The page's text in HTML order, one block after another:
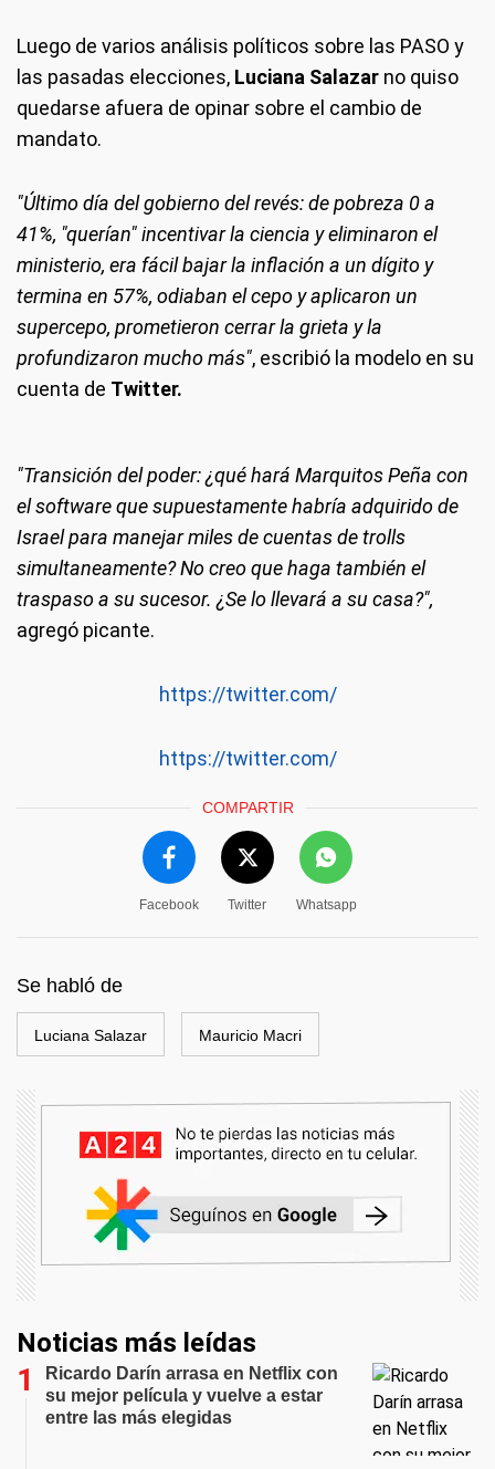
Luego de varios análisis políticos sobre las PASO y
las pasadas elecciones, Luciana Salazar no quiso
quedarse afuera de opinar sobre el cambio de
mandato.
"Último día del gobierno del revés: de pobreza 0 a
41%, "querían" incentivar la ciencia y eliminaron el
ministerio, era fácil bajar la inflación a un dígito y
termina en 57%, odiaban el cepo y aplicaron un
supercepo, prometieron cerrar la grieta y la
profundizaron mucho más", escribió la modelo en su
cuenta de Twitter.
"Transición del poder: ¿qué hará Marquitos Peña con
el software que supuestamente habría adquirido de
Israel para manejar miles de cuentas de trolls
simultaneamente? No creo que haga también el
traspaso a su sucesor. ¿Se lo llevará a su casa?",
agregó picante.
https://twitter.com/
https://twitter.com/
COMPARTIR
Facebook Twitter Whatsapp
Se habló de
Luciana Salazar Mauricio Macri
Noticias más leídas
Ricardo Darín arrasa en Netflix con
su mejor película y vuelve a estar
entre las más elegidas